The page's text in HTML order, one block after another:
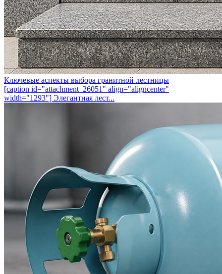
Ключевые аспекты выбора гранитной лестницы
[caption id="attachment_26051" align="aligncenter"
width="1293"] Элегантная лест...